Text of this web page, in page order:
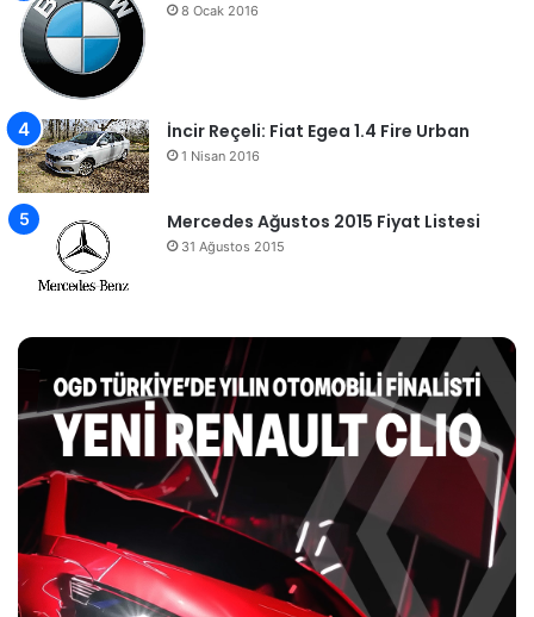
8 Ocak 2016
İncir Reçeli: Fiat Egea 1.4 Fire Urban
1 Nisan 2016
Mercedes Ağustos 2015 Fiyat Listesi
31 Ağustos 2015